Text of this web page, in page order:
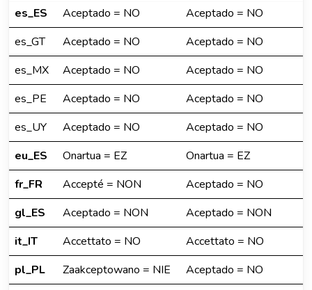
es_ES
Aceptado = NO
Aceptado = NO
es_GT
Aceptado = NO
Aceptado = NO
es_MX
Aceptado = NO
Aceptado = NO
es_PE
Aceptado = NO
Aceptado = NO
es_UY
Aceptado = NO
Aceptado = NO
eu_ES
Onartua = EZ
Onartua = EZ
fr_FR
Accepté = NON
Aceptado = NO
gl_ES
Aceptado = NON
Aceptado = NON
it_IT
Accettato = NO
Accettato = NO
pl_PL
Zaakceptowano = NIE
Aceptado = NO